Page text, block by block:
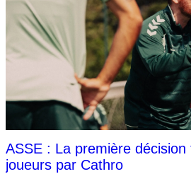
ASSE : La première
joueurs par Cathro